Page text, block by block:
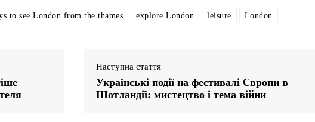
to see London from the thames explore London leisure London
Наступна стаття
Українські події на фестивалі Європи в
Шотландії: мистецтво і тема війни